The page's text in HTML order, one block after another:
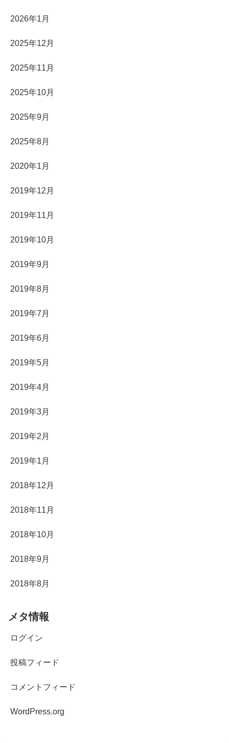
2026年1月
2025年12月
2025年11月
2025年10月
2025年9月
2025年8月
2020年1月
2019年12月
2019年11月
2019年10月
2019年9月
2019年8月
2019年7月
2019年6月
2019年5月
2019年4月
2019年3月
2019年2月
2019年1月
2018年12月
2018年11月
2018年10月
2018年9月
2018年8月
メタ情報
ログイン
投稿フィード
コメントフィード
WordPress.org